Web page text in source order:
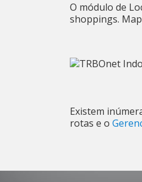
O módulo de
shoppings.
Existem
rotas e o